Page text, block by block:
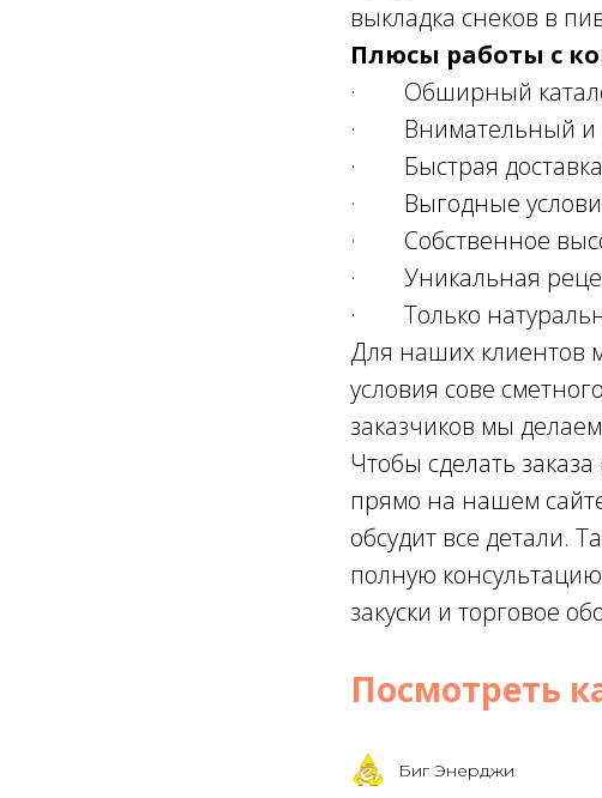
выкладка снеков в
Плюсы работы с
· Обширный каталог
· Внимательный и
· Быстрая доставка
· Выгодные условия
· Собственное
· Уникальная
· Только
Для наших клиентов
условия сове
заказчиков мы
Чтобы сделать
прямо на нашем
обсудит все детали.
полную
закуски и торговое
Посмотреть
Биг Энерджи